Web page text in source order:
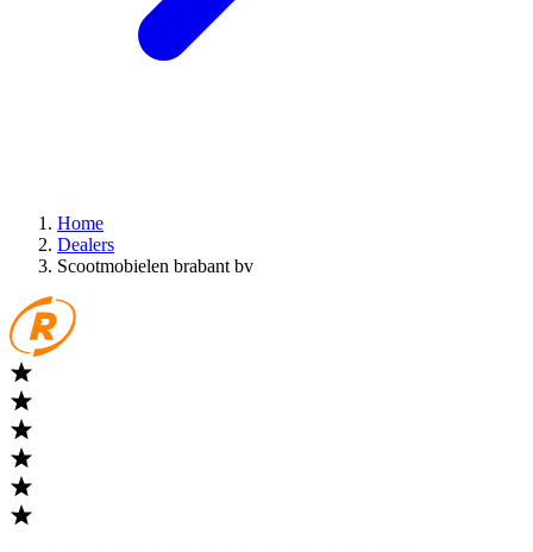
Home
Dealers
Scootmobielen brabant bv